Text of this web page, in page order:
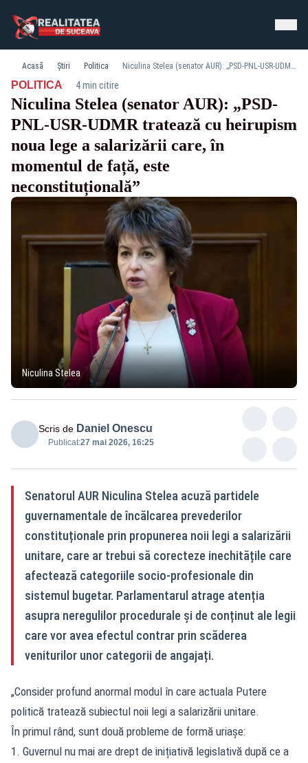
Acasă Știri Politica Niculina Stelea (senator AUR): „PSD-PNL-USR-UDMR tratează cu heirupism noua lege a salarizării care, în momentul de față, este neconstituțională”
POLITICA· 4 min citire
Niculina Stelea (senator AUR): „PSD-
PNL-USR-UDMR tratează cu heirupism
noua lege a salarizării care, în
momentul de față, este
neconstituțională”
Niculina Stelea
Scris de Daniel Onescu
Publicat:27 mai 2026, 16:25
Senatorul AUR Niculina Stelea acuză partidele
guvernamentale de încălcarea prevederilor
constituționale prin propunerea noii legi a salarizării
unitare, care ar trebui să corecteze inechitățile care
afectează categoriile socio-profesionale din
sistemul bugetar. Parlamentarul atrage atenția
asupra neregulilor procedurale și de conținut ale legii
care vor avea efectul contrar prin scăderea
veniturilor unor categorii de angajați.
„Consider profund anormal modul în care actuala Putere
politică tratează subiectul noii legi a salarizării unitare.
În primul rând, sunt două probleme de formă uriașe:
1. Guvernul nu mai are drept de inițiativă legislativă după ce a